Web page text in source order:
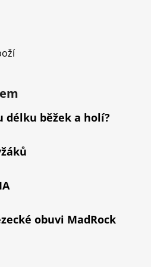
délku běžek a holí?
obuvi MadRock